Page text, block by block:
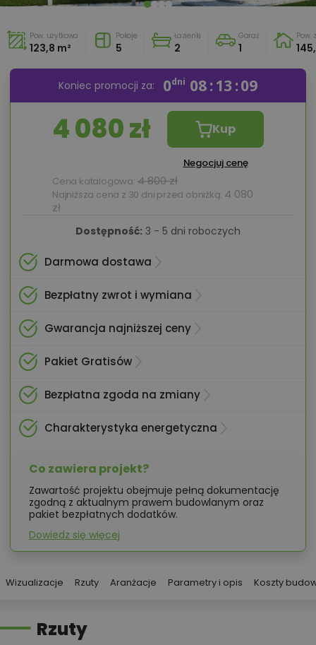
Pow. użytkowa
123,8 m²
Pokoje
5
Łazienki
2
Garaż
1
Pow.
Koniec promocji za: 0dni 08 13 07
4 080 zł Kup
Negocjuj cenę
Cena katalogowa: 4 800 zł
Najniższa cena z 30 dni przed obniżką: 4 080
zł
Dostępność: 3 - 5 dni roboczych
Darmowa dostawa
Bezpłatny zwrot i wymiana
Gwarancja najniższej ceny
Pakiet Gratisów
Bezpłatna zgoda na zmiany
Charakterystyka energetyczna
Co zawiera projekt?
Zawartość projektu obejmuje pełną dokumentację
zgodną z aktualnym prawem budowlanym oraz
pakiet bezpłatnych dodatków.
Dowiedz się więcej
Wizualizacje Rzuty Aranżacje Parametry i opis Koszty
Rzuty